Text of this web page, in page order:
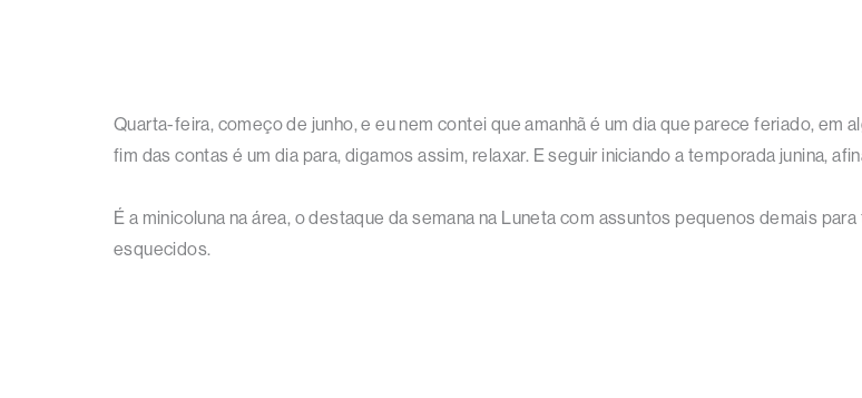
Quarta-feira, começo de junho, e eu nem contei que amanhã é um dia que parece feriado, em
fim das contas é um dia para, digamos assim, relaxar. E seguir iniciando a temporada junina,
É a minicoluna na área, o destaque da semana na Luneta com assuntos pequenos demais
esquecidos.